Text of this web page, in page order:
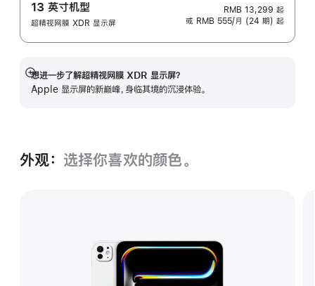
13 英寸机型
超精视网膜 XDR 显示屏
RMB 13,299 起
或 RMB 555/月 (24 期) 起
想进一步了解超精视网膜 XDR 显示屏？
Apple 显示屏的新巅峰，身临其境的沉浸体验。
展
开
外观： 选择你喜欢的颜色。